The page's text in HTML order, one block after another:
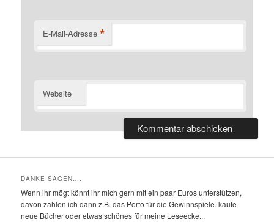
E-Mail-Adresse *
Website
DANKE SAGEN….
Wenn ihr mögt könnt ihr mich gern mit ein paar Euros unterstützen,
davon zahlen ich dann z.B. das Porto für die Gewinnspiele. kaufe
neue Bücher oder etwas schönes für meine Leseecke...